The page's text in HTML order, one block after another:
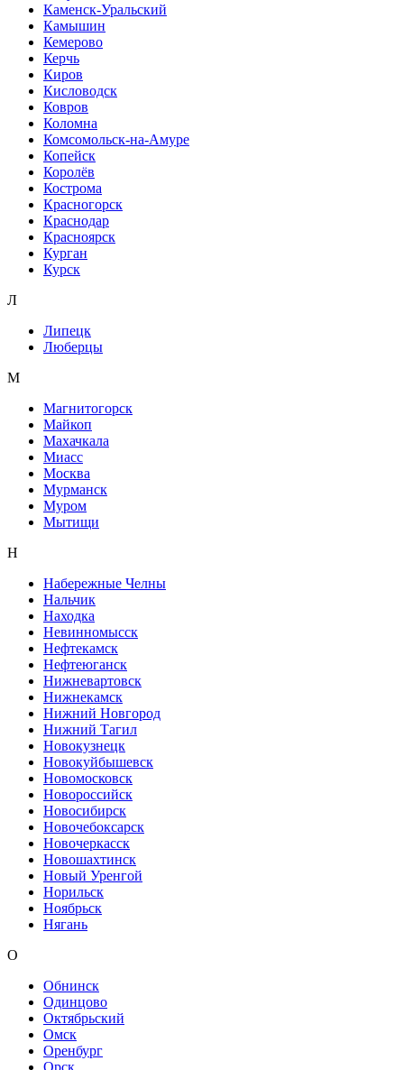
Каменск-Уральский
Камышин
Кемерово
Керчь
Киров
Кисловодск
Ковров
Коломна
Комсомольск-на-Амуре
Копейск
Королёв
Кострома
Красногорск
Краснодар
Красноярск
Курган
Курск
Л
Липецк
Люберцы
М
Магнитогорск
Майкоп
Махачкала
Миасс
Москва
Мурманск
Муром
Мытищи
Н
Набережные Челны
Нальчик
Находка
Невинномысск
Нефтекамск
Нефтеюганск
Нижневартовск
Нижнекамск
Нижний Новгород
Нижний Тагил
Новокузнецк
Новокуйбышевск
Новомосковск
Новороссийск
Новосибирск
Новочебоксарск
Новочеркасск
Новошахтинск
Новый Уренгой
Норильск
Ноябрьск
Нягань
О
Обнинск
Одинцово
Октябрьский
Омск
Оренбург
Орск